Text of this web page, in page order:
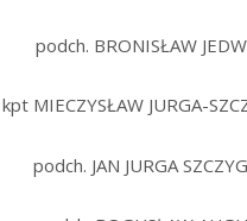
podch. BRONISŁAW
kpt MIECZYSŁAW JURGA-
podch. JAN JURGA